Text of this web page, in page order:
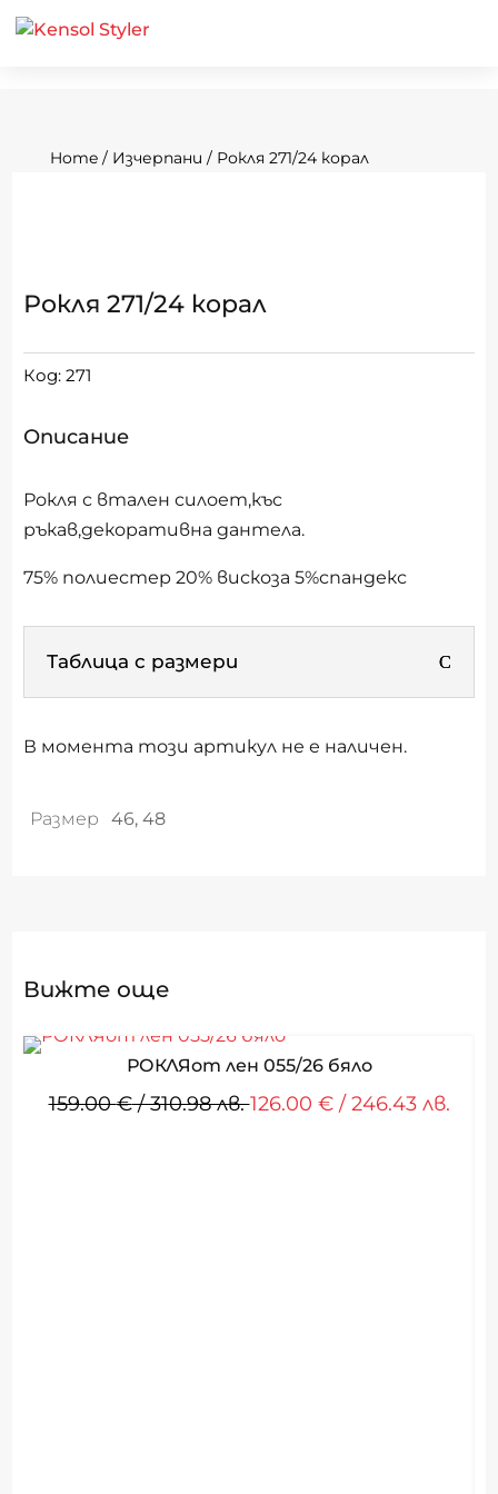
Home/ Изчерпани / Рокля 271/24 корал
Рокля 271/24 корал
Код:271
Описание
Рокля с втален силоет,къс
ръкав,декоративна дантела.
75% полиестер 20% вискоза 5%спандекс
Таблица с размери
В момента този артикул не е наличен.
Размер 46, 48
Вижте още
РОКЛЯот лен 055/26 бяло
159.00€/ 310.98 лв.126.00 €/ 246.43 лв.